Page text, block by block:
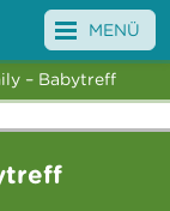
MENÜ
– Babytreff